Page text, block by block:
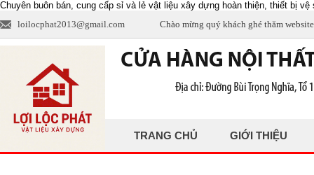
Chuyên buôn bán, cung cấp sỉ và lẻ vật liệu xây dựng hoàn thiện, thiết bị
loilocphat2013@gmail.com
Chào mừng quý khách ghé thăm
TRANG CHỦ GIỚI THIỆU